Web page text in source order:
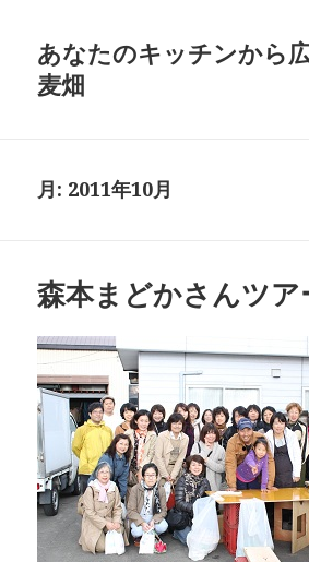
あなたのキッチンから
麦畑
月: 2011年10月
森本まどかさんツア